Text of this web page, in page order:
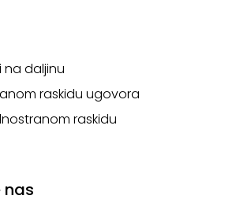
daljinu
raskidu ugovora
raskidu